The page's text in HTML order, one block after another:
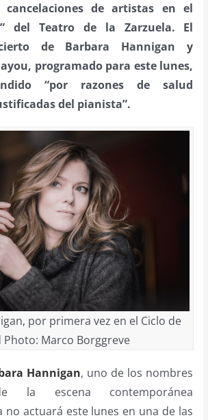
cancelaciones de artistas en el
del Teatro de la Zarzuela. El
de Barbara Hannigan y
programado para este lunes,
“por razones de salud
del pianista”.
por primera vez en el Ciclo de
Photo: Marco Borggreve
Hannigan, uno de los nombres
la escena contemporánea
no actuará este lunes en una de las